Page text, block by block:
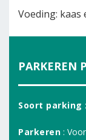
Voeding: kaas
PARKEREN
Soort parking
Parkeren :